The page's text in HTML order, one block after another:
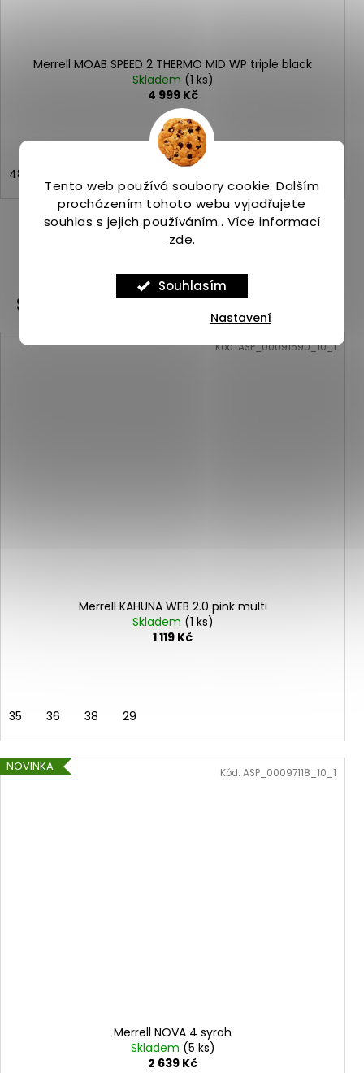
Tento web používá soubory cookie. Dalším
procházením tohoto webu vyjadřujete
souhlas s jejich používáním.. Více informací
zde.
Souhlasím
Nastavení
Merrell MOAB SPEED 2 THERMO MID WP triple black
Skladem (1 ks)
4 999 Kč
48
Související produkty
Merrell KAHUNA WEB 2.0 pink multi
Skladem (1 ks)
1 119 Kč
35 36 38 29
Kód:ASP_00091590_10_1
NOVINKA
Merrell NOVA 4 syrah
Skladem (5 ks)
2 639 Kč
Kód: ASP_00097118_10_1